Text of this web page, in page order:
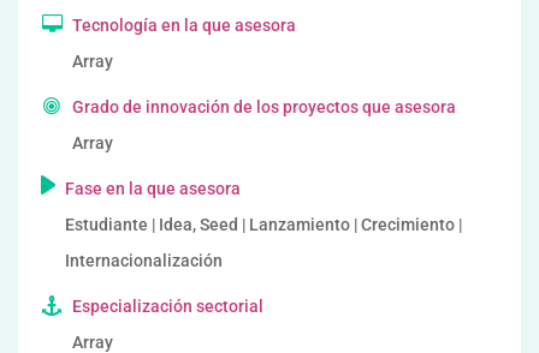
Tecnología en la que asesora
Array
Grado de innovación de los proyectos que asesora
Array
Fase en la que asesora
Estudiante | Idea, Seed | Lanzamiento | Crecimiento |
Internacionalización
Especialización sectorial
Array